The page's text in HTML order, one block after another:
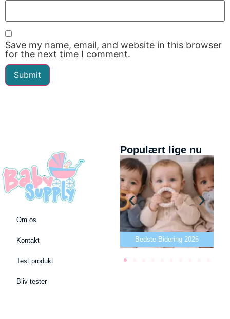
Save my name, email, and website in this browser
for the next time I comment.
Om os
Kontakt
Test produkt
Bliv tester
Populært lige nu
Bedste puslepude 2026 Bedste Bidering 2026